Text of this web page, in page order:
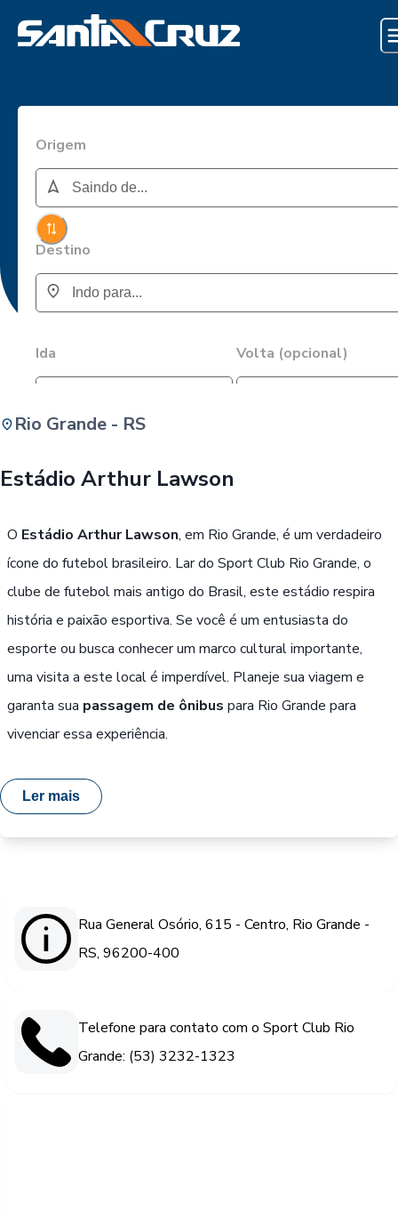
Origem
Destino
Ida Volta (opcional)
Rio Grande - RS
Estádio Arthur Lawson
O Estádio Arthur Lawson, em Rio Grande, é um verdadeiro
ícone do futebol brasileiro. Lar do Sport Club Rio Grande, o
clube de futebol mais antigo do Brasil, este estádio respira
história e paixão esportiva. Se você é um entusiasta do
esporte ou busca conhecer um marco cultural importante,
uma visita a este local é imperdível. Planeje sua viagem e
garanta sua passagem de ônibus para Rio Grande para
vivenciar essa experiência.
Ler mais
Rua General Osório, 615 - Centro, Rio Grande -
RS, 96200-400
Telefone para contato com o Sport Club Rio
Grande: (53) 3232-1323